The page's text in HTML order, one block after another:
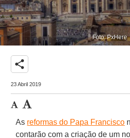
Foto: PxHere
share
23 Abril 2019
As reformas do Papa Francisco
contarão com a criação de um